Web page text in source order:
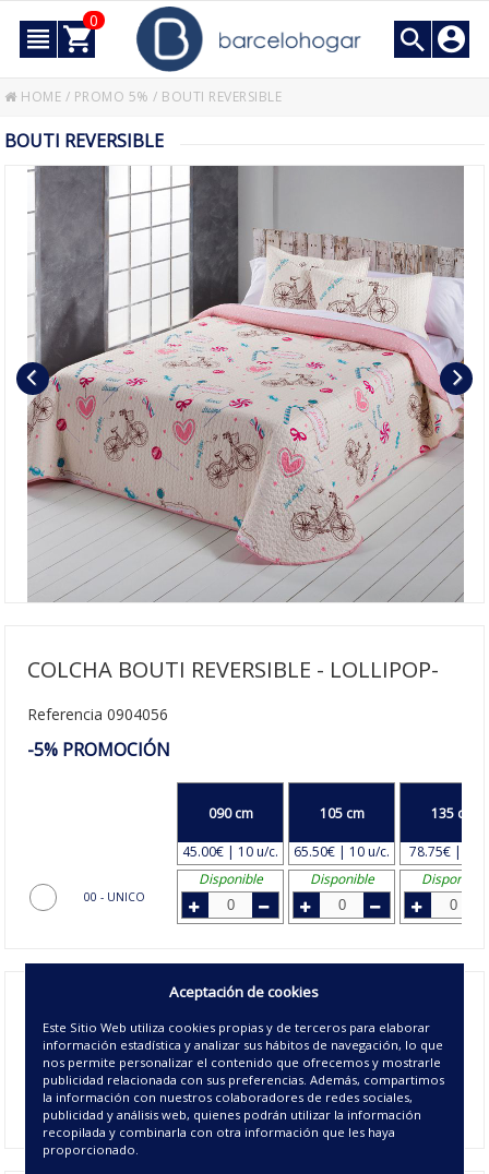
0
HOME / PROMO 5% / BOUTI REVERSIBLE
BOUTI REVERSIBLE
COLCHA BOUTI REVERSIBLE - LOLLIPOP-
Referencia 0904056
-5% PROMOCIÓN
00 - UNICO
090 cm
45.00€ | 10 u/c.
105 cm
65.50€ | 10 u/c.
135 cm
78.75€ | 8
Disponible
Disponible Disponible
es una
estampado juvenilen tonos suaves perfecta para vestir las
habitaciones de las más jóvenes de la casa. La colcha tiene
el corte en capa, lo que hace que las esquinas sean
redondeadas y quede más vistosa sobre la cama.
Aceptación de cookies
Este Sitio Web utiliza cookies propias y de terceros para elaborar
información estadística y analizar sus hábitos de navegación, lo que
nos permite personalizar el contenido que ofrecemos y mostrarle
publicidad relacionada con sus preferencias. Además, compartimos
la información con nuestros colaboradores de redes sociales,
publicidad y análisis web, quienes podrán utilizar la información
recopilada y combinarla con otra información que les haya
proporcionado.